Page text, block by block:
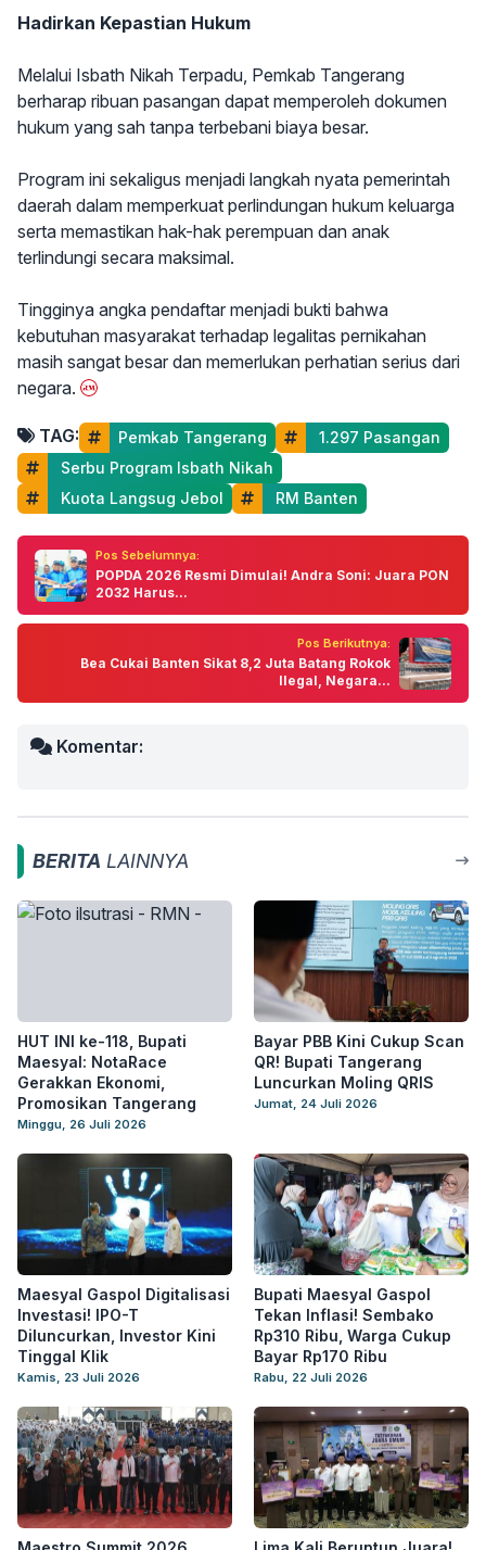
Hadirkan Kepastian Hukum
Melalui Isbath Nikah Terpadu, Pemkab Tangerang
berharap ribuan pasangan dapat memperoleh dokumen
hukum yang sah tanpa terbebani biaya besar.
Program ini sekaligus menjadi langkah nyata pemerintah
daerah dalam memperkuat perlindungan hukum keluarga
serta memastikan hak-hak perempuan dan anak
terlindungi secara maksimal.
Tingginya angka pendaftar menjadi bukti bahwa
kebutuhan masyarakat terhadap legalitas pernikahan
masih sangat besar dan memerlukan perhatian serius dari
negara.
TAG: Pemkab Tangerang
1.297 Pasangan
Serbu Program Isbath Nikah
Kuota Langsug Jebol
RM Banten
Pos Sebelumnya:
POPDA 2026 Resmi Dimulai! Andra Soni: Juara PON
2032 Harus...
Pos Berikutnya:
Bea Cukai Banten Sikat 8,2 Juta Batang Rokok
Ilegal, Negara...
Komentar:
BERITA LAINNYA
HUT INI ke-118, Bupati
Maesyal: NotaRace
Gerakkan Ekonomi,
Promosikan Tangerang
Minggu, 26 Juli 2026
Bayar PBB Kini Cukup Scan
QR! Bupati Tangerang
Luncurkan Moling QRIS
Jumat, 24 Juli 2026
Maesyal Gaspol Digitalisasi
Investasi! IPO-T
Diluncurkan, Investor Kini
Tinggal Klik
Kamis, 23 Juli 2026
Bupati Maesyal Gaspol
Tekan Inflasi! Sembako
Rp310 Ribu, Warga Cukup
Bayar Rp170 Ribu
Rabu, 22 Juli 2026